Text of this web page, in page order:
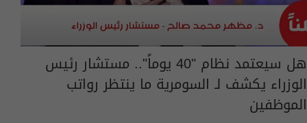
هل سيعتمد نظام "40 يوماً".. مستشار رئيس
الوزراء يكشف لـ السومرية ما ينتظر رواتب
الموظفين